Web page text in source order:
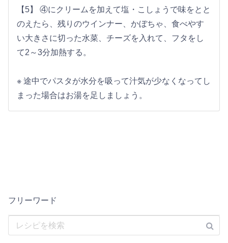
【5】 ④にクリームを加えて塩・こしょうで味をとと
のえたら、残りのウインナー、かぼちゃ、食べやす
い大きさに切った水菜、チーズを入れて、フタをし
て2～3分加熱する。
※ 途中でパスタが水分を吸って汁気が少なくなってし
まった場合はお湯を足しましょう。
フリーワード